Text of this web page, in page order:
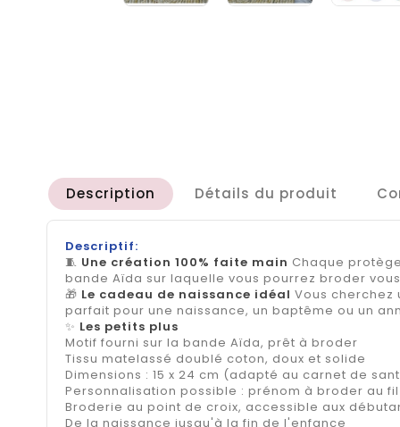
Description Détails du produit
Descriptif:
🧵 Une création 100% faite main Chaque
bande Aïda sur laquelle vous pourrez broder
🎁 Le cadeau de naissance idéal Vous cherchez
parfait pour une naissance, un baptême ou un
✨ Les petits plus
Motif fourni sur la bande Aïda, prêt à broder
Tissu matelassé doublé coton, doux et solide
Dimensions : 15 x 24 cm (adapté au carnet de
Personnalisation possible : prénom à broder au
Broderie au point de croix, accessible aux
De la naissance jusqu'à la fin de l'enfance